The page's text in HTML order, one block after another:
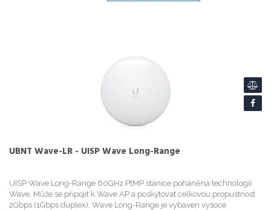
UBNT Wave-LR - UISP Wave Long-Range
UISP Wave Long-Range 60GHz PtMP stanice poháněná technologií
Wave. Může se připojit k Wave AP a poskytovat celkovou propustnost
2Gbps (1Gbps duplex). Wave Long-Range je vybaven vysoce